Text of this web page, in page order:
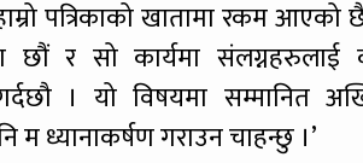
पत्रिकाको खातामा रकम
र सो कार्यमा संलग्नहरुलाई
। यो विषयमा सम्मानित
म ध्यानाकर्षण गराउन चाहन्छु ।’